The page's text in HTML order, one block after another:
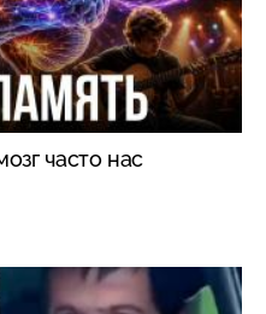
часто нас